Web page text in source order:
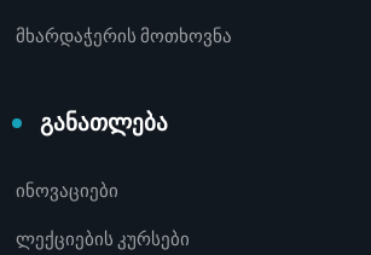
მხარდაჭერის მოთხოვნა
განათლება
ინოვაციები
ლექციების კურსები